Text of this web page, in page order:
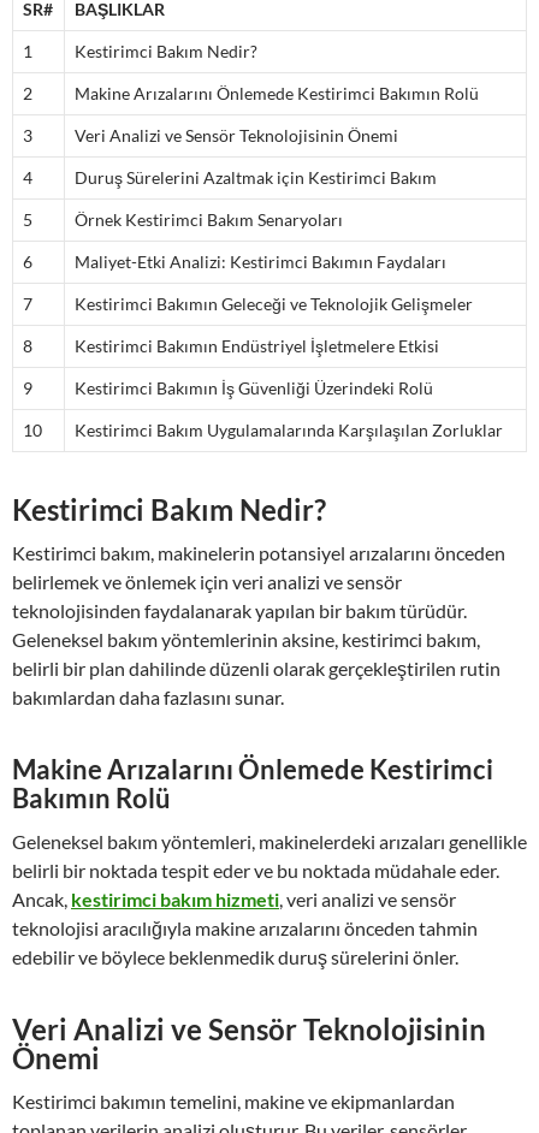
SR# BAŞLIKLAR
1 Kestirimci Bakım Nedir?
2 Makine Arızalarını Önlemede Kestirimci Bakımın Rolü
3 Veri Analizi ve Sensör Teknolojisinin Önemi
4 Duruş Sürelerini Azaltmak için Kestirimci Bakım
5 Örnek Kestirimci Bakım Senaryoları
6 Maliyet-Etki Analizi: Kestirimci Bakımın Faydaları
7 Kestirimci Bakımın Geleceği ve Teknolojik Gelişmeler
8 Kestirimci Bakımın Endüstriyel İşletmelere Etkisi
9 Kestirimci Bakımın İş Güvenliği Üzerindeki Rolü
10 Kestirimci Bakım Uygulamalarında Karşılaşılan Zorluklar
Kestirimci Bakım Nedir?
Kestirimci bakım, makinelerin potansiyel arızalarını önceden
belirlemek ve önlemek için veri analizi ve sensör
teknolojisinden faydalanarak yapılan bir bakım türüdür.
Geleneksel bakım yöntemlerinin aksine, kestirimci bakım,
belirli bir plan dahilinde düzenli olarak gerçekleştirilen rutin
bakımlardan daha fazlasını sunar.
Makine Arızalarını Önlemede Kestirimci
Bakımın Rolü
Geleneksel bakım yöntemleri, makinelerdeki arızaları genellikle
belirli bir noktada tespit eder ve bu noktada müdahale eder.
Ancak, kestirimci bakım hizmeti, veri analizi ve sensör
teknolojisi aracılığıyla makine arızalarını önceden tahmin
edebilir ve böylece beklenmedik duruş sürelerini önler.
Veri Analizi ve Sensör Teknolojisinin
Önemi
Kestirimci bakımın temelini, makine ve ekipmanlardan